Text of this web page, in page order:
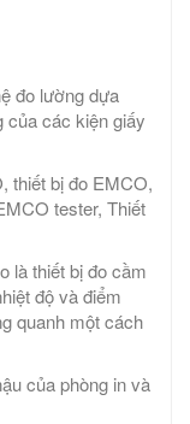
đo lường dựa
của các kiện giấy
thiết bị đo EMCO,
tester, Thiết
là thiết bị đo cầm
độ và điểm
quanh một cách
của phòng in và